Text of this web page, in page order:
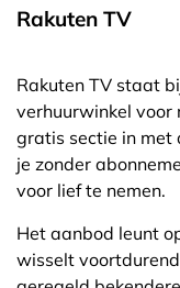
Rakuten TV
Rakuten TV staat
verhuurwinkel voor
gratis sectie in met
je zonder
voor lief te nemen.
Het aanbod leunt
wisselt